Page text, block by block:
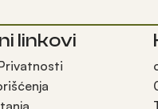
linkovi